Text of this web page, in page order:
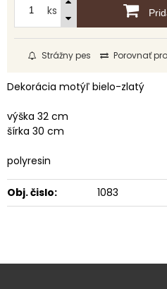
ks
Strážny pes Porovnať
Dekorácia motýľ bielo-zlatý
výška 32 cm
šírka 30 cm
polyresin
Obj. čislo: 1083